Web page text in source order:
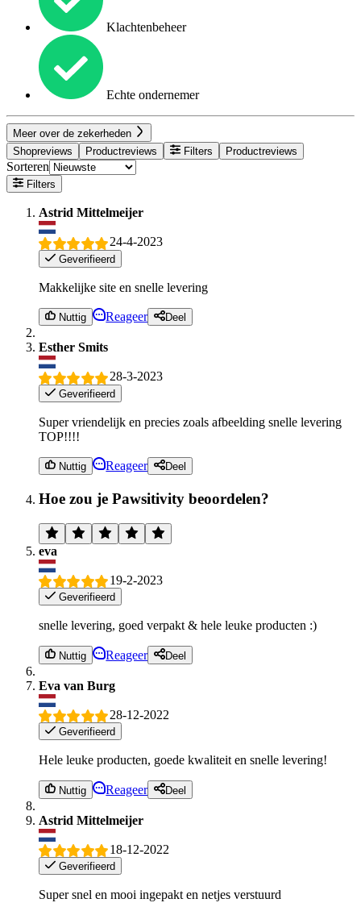
Klachtenbeheer
Echte ondernemer
Meer over de zekerheden
Shopreviews
Productreviews Filters Productreviews
Sorteren
Filters
Astrid Mittelmeijer
24-4-2023
Geverifieerd
Makkelijke site en snelle levering
Nuttig Reageer Deel
Esther Smits
28-3-2023
Geverifieerd
Super vriendelijk en precies zoals afbeelding snelle levering
TOP!!!!
Nuttig Reageer Deel
Hoe zou je Pawsitivity beoordelen?
eva
19-2-2023
Geverifieerd
snelle levering, goed verpakt & hele leuke producten :)
Nuttig Reageer Deel
Eva van Burg
28-12-2022
Geverifieerd
Hele leuke producten, goede kwaliteit en snelle levering!
Nuttig Reageer Deel
Astrid Mittelmeijer
18-12-2022
Geverifieerd
Super snel en mooi ingepakt en netjes verstuurd